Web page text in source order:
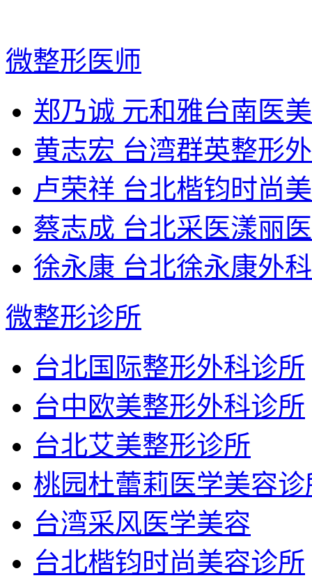
微整形医师
郑乃诚 元和雅台南医
黄志宏 台湾群英整形
卢荣祥 台北楷钧时尚
蔡志成 台北采医漾丽
徐永康 台北徐永康外
微整形诊所
台北国际整形外科诊所
台中欧美整形外科诊所
台北艾美整形诊所
桃园杜蕾莉医学美容诊
台湾采风医学美容
台北楷钧时尚美容诊所